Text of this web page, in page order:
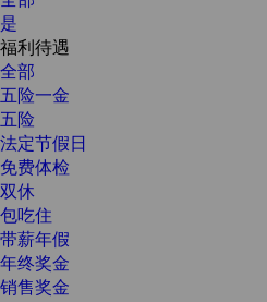
是
福利待遇
全部
五险一金
五险
法定节假日
免费体检
双休
包吃住
带薪年假
年终奖金
销售奖金